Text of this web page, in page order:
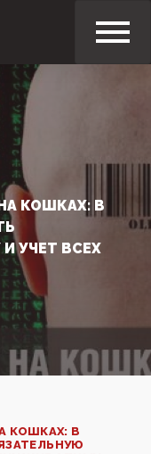
КОШКАХ: В
УЧЕТ ВСЕХ
КОШКАХ: В